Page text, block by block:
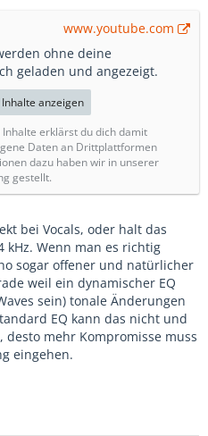
www.youtube.com
ohne deine
geladen und angezeigt.
anzeigen
erklärst du dich damit
Daten an Drittplattformen
dazu haben wir in unserer
gestellt.
bei Vocals, oder halt das
kHz. Wenn man es richtig
sogar offener und natürlicher
weil ein dynamischer EQ
sein) tonale Änderungen
EQ kann das nicht und
mehr Kompromisse muss
eingehen.